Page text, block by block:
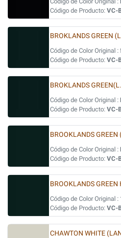
Código de Producto: VC-
BROKLANDS GREEN
Código de Color Original :
Código de Producto: VC-
BROKLANDS
Código de Color Original :
Código de Producto: VC-
BROOKLANDS
Código de Color Original :
Código de Producto: VC-
BROOKLANDS GREEN
Código de Color Original :
Código de Producto: VC-
CHAWTON WHITE